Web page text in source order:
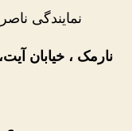
نمایندگی
نارمک ، خیابان آیت،